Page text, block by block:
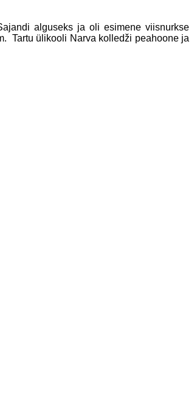
alguseks ja oli esimene viisnurkse
Tartu ülikooli Narva kolledži peahoone ja